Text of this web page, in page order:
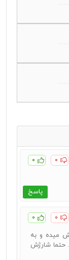
۰ ۰
پاسخ
۰ ۰
میده و به
حتما شارژش